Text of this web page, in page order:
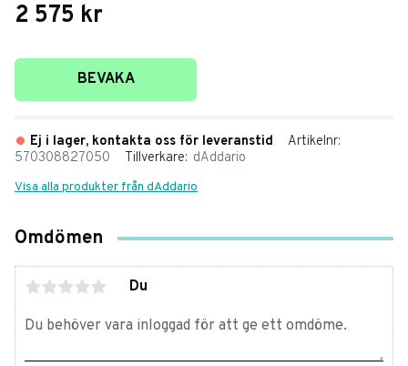
2 575 kr
Lägg till i favoriter
BEVAKA
Ej i lager, kontakta oss för leveranstid
Artikelnr
570308827050
Tillverkare dAddario
Visa alla produkter från dAddario
Omdömen
Du